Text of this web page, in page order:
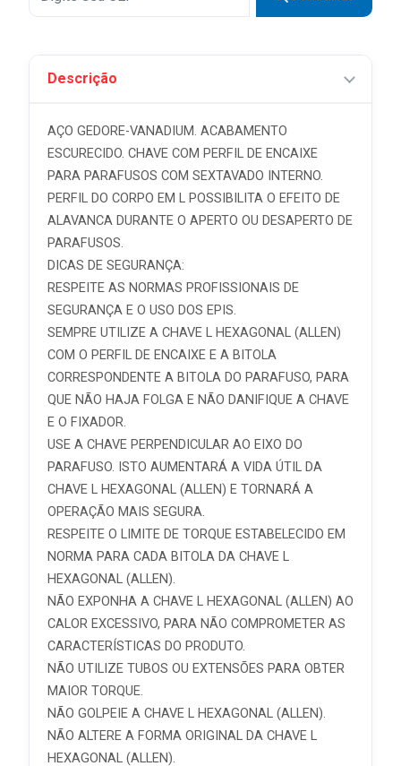
Descrição
AÇO GEDORE-VANADIUM. ACABAMENTO
ESCURECIDO. CHAVE COM PERFIL DE ENCAIXE
PARA PARAFUSOS COM SEXTAVADO INTERNO.
PERFIL DO CORPO EM L POSSIBILITA O EFEITO DE
ALAVANCA DURANTE O APERTO OU DESAPERTO DE
PARAFUSOS.
DICAS DE SEGURANÇA:
RESPEITE AS NORMAS PROFISSIONAIS DE
SEGURANÇA E O USO DOS EPIS.
SEMPRE UTILIZE A CHAVE L HEXAGONAL (ALLEN)
COM O PERFIL DE ENCAIXE E A BITOLA
CORRESPONDENTE A BITOLA DO PARAFUSO, PARA
QUE NÃO HAJA FOLGA E NÃO DANIFIQUE A CHAVE
E O FIXADOR.
USE A CHAVE PERPENDICULAR AO EIXO DO
PARAFUSO. ISTO AUMENTARÁ A VIDA ÚTIL DA
CHAVE L HEXAGONAL (ALLEN) E TORNARÁ A
OPERAÇÃO MAIS SEGURA.
RESPEITE O LIMITE DE TORQUE ESTABELECIDO EM
NORMA PARA CADA BITOLA DA CHAVE L
HEXAGONAL (ALLEN).
NÃO EXPONHA A CHAVE L HEXAGONAL (ALLEN) AO
CALOR EXCESSIVO, PARA NÃO COMPROMETER AS
CARACTERÍSTICAS DO PRODUTO.
NÃO UTILIZE TUBOS OU EXTENSÕES PARA OBTER
MAIOR TORQUE.
NÃO GOLPEIE A CHAVE L HEXAGONAL (ALLEN).
NÃO ALTERE A FORMA ORIGINAL DA CHAVE L
HEXAGONAL (ALLEN).